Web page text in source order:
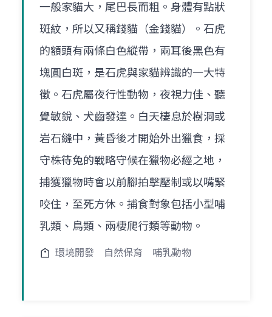
一般家貓大，尾巴長而粗。身體有點狀
斑紋，所以又稱錢貓（金錢貓）。石虎
的額頭有兩條白色縱帶，兩耳後黑色有
塊圓白斑，是石虎與家貓辨識的一大特
徵。石虎屬夜行性動物，夜視力佳、聽
覺敏銳、犬齒發達。白天棲息於樹洞或
岩石縫中，黃昏後才開始外出獵食，採
守株待兔的戰略守候在獵物必經之地，
捕獲獵物時會以前腳拍擊壓制或以嘴緊
咬住，至死方休。捕食對象包括小型哺
乳類、鳥類、兩棲爬行類等動物。
環境開發 自然保育 哺乳動物